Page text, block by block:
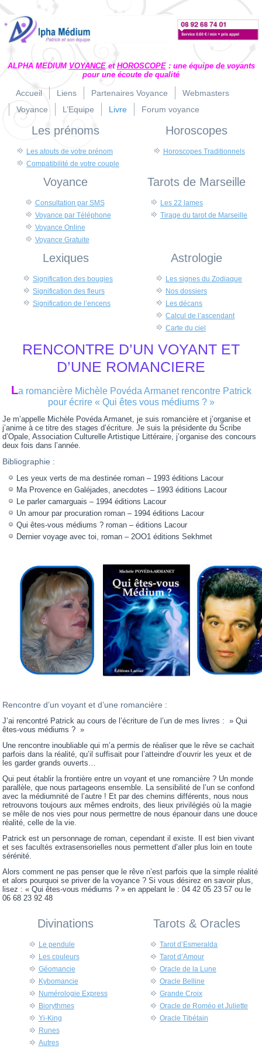
ALPHA MEDIUM VOYANCEet HOROSCOPE: une équipe de voyants
pour une écoute de qualité
Accueil Liens Partenaires Voyance
Webmasters
Voyance
L’Equipe Livre Forum voyance
Les prénoms
Les atouts de votre prénom
Compatibilité de votre couple
Horoscopes
Horoscopes Traditionnels
Voyance
Consultation par SMS
Voyance par Téléphone
Voyance Online
Voyance Gratuite
Tarots de Marseille
Les 22 lames
Tirage du tarot de Marseille
Lexiques
Signification des bougies
Signification des fleurs
Signification de l’encens
Astrologie
Les signes du Zodiaque
Nos dossiers
Les décans
Calcul de l’ascendant
Carte du ciel
RENCONTRE D’UN VOYANT ET
D’UNE ROMANCIERE
La romancière Michèle Povéda Armanet rencontre Patrick
pour écrire « Qui êtes vous médiums ? »
Je m’appelle Michèle Povéda Armanet, je suis romancière et j’organise et
j’anime à ce titre des stages d’écriture. Je suis la présidente du Scribe
d’Opale, Association Culturelle Artistique Littéraire, j’organise des concours
deux fois dans l’année.
Bibliographie :
Les yeux verts de ma destinée roman – 1993 éditions Lacour
Ma Provence en Galéjades, anecdotes – 1993 éditions Lacour
Le parler camarguais – 1994 éditions Lacour
Un amour par procuration roman – 1994 éditions Lacour
Qui êtes-vous médiums ? roman – éditions Lacour
Dernier voyage avec toi, roman – 2OO1 éditions Sekhmet
Rencontre d’un voyant et d’une romancière :
J’ai rencontré Patrick au cours de l’écriture de l’un de mes livres : » Qui
êtes-vous médiums ? »
Une rencontre inoubliable qui m’a permis de réaliser que le rêve se cachait
parfois dans la réalité, qu’il suffisait pour l’atteindre d’ouvrir les yeux et de
les garder grands ouverts…
Qui peut établir la frontière entre un voyant et une romancière ? Un monde
parallèle, que nous partageons ensemble. La sensibilité de l’un se confond
avec la médiumnité de l’autre ! Et par des chemins différents, nous nous
retrouvons toujours aux mêmes endroits, des lieux privilégiés où la magie
se mêle de nos vies pour nous permettre de nous épanouir dans une douce
réalité, celle de la vie.
Patrick est un personnage de roman, cependant il existe. Il est bien vivant
et ses facultés extrasensorielles nous permettent d’aller plus loin en toute
sérénité.
Alors comment ne pas penser que le rêve n’est parfois que la simple réalité
et alors pourquoi se priver de la voyance ? Si vous désirez en savoir plus,
lisez : « Qui êtes-vous médiums ? » en appelant le : 04 42 05 23 57 ou le
06 68 23 92 48
Divinations
Le pendule
Les couleurs
Géomancie
Kybomancie
Numérologie Express
Biorythmes
Yi-King
Runes
Autres
Tarots & Oracles
Tarot d’Esmeralda
Tarot d’Amour
Oracle de la Lune
Oracle Belline
Grande Croix
Oracle de Roméo et Juliette
Oracle Tibétain